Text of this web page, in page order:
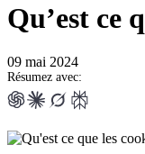
Qu’est ce
09 mai 2024
Résumez avec: